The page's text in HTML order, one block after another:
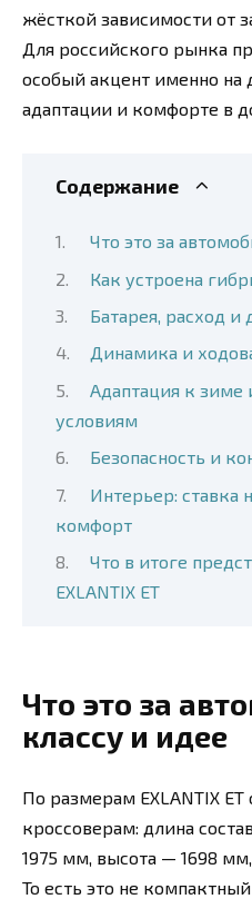
жёсткой зависимости от
Для российского рынка
особый акцент именно на
адаптации и комфорте в
Содержание
Что это за
Как устроена
Батарея, расход и
Динамика и
Адаптация к зиме
условиям
Безопасность и
Интерьер: ставка
комфорт
Что в итоге
EXLANTIX ET
Что это за
классу и идее
По размерам EXLANTIX
кроссоверам: длина
1975 мм, высота — 1698
То есть это не